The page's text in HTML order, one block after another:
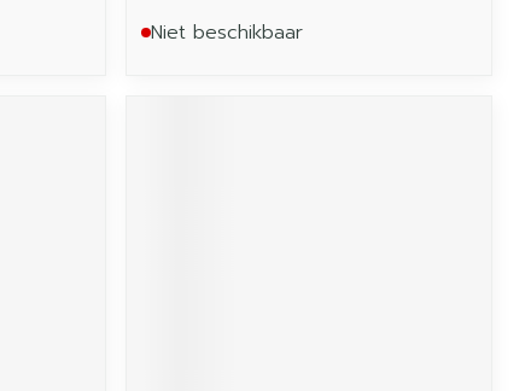
Niet beschikbaar